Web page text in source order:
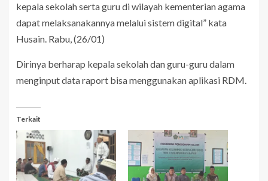
kepala sekolah serta guru di wilayah kementerian agama
dapat melaksanakannya melalui sistem digital” kata
Husain. Rabu, (26/01)
Dirinya berharap kepala sekolah dan guru-guru dalam
menginput data raport bisa menggunakan aplikasi RDM.
Terkait